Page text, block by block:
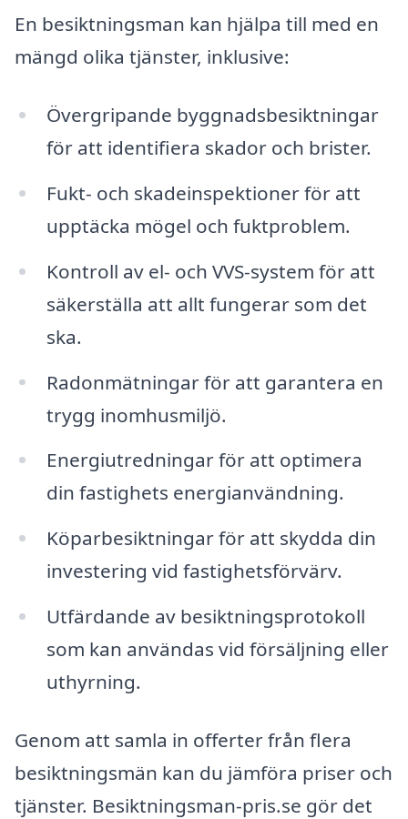
En besiktningsman kan hjälpa till med en
mängd olika tjänster, inklusive:
Övergripande byggnadsbesiktningar
för att identifiera skador och brister.
Fukt- och skadeinspektioner för att
upptäcka mögel och fuktproblem.
Kontroll av el- och VVS-system för att
säkerställa att allt fungerar som det
ska.
Radonmätningar för att garantera en
trygg inomhusmiljö.
Energiutredningar för att optimera
din fastighets energianvändning.
Köparbesiktningar för att skydda din
investering vid fastighetsförvärv.
Utfärdande av besiktningsprotokoll
som kan användas vid försäljning eller
uthyrning.
Genom att samla in offerter från flera
besiktningsmän kan du jämföra priser och
tjänster. Besiktningsman-pris.se gör det